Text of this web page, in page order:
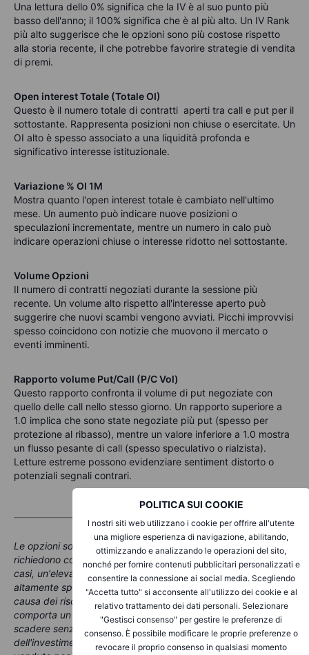
POLITICA SUI COOKIE
I nostri siti web utilizzano i cookie per offrire all'utente
una migliore esperienza di navigazione, abilitando,
ottimizzando e analizzando le operazioni del sito,
nonché per fornire contenuti pubblicitari personalizzati e
consentire la connessione ai social media. Scegliendo
"Accetta tutto" si acconsente all'utilizzo dei cookie e al
relativo trattamento dei dati personali. Selezionare
"Gestisci consenso" per gestire le preferenze di
consenso. È possibile modificare le proprie preferenze o
revocare il proprio consenso in qualsiasi momento
Una lettura dello 0% significa che la IV è al suo punto più
basso dell'anno; il 100% significa che è al più alto. Un IV Rank
più alto suggerisce che le opzioni sono più costose rispetto
alla storia recente, il che potrebbe favorire strategie di vendita
di premi.
Open interest Totale (Totale OI)
Questo è il numero totale di contratti aperti tra call e put per il
sottostante. Rappresenta posizioni non chiuse o esercitate. Un
OI alto è spesso associato a una liquidità profonda e
significativo interesse istituzionale.
Variazione % OI 1M
Mostra quanto l'open interest totale è cambiato nell'ultimo
mese. Un aumento può indicare nuove posizioni o
speculazioni incrementate, mentre un numero in calo può
indicare operazioni chiuse o interesse ridotto nel sottostante.
Volume Opzioni
Il numero di contratti negoziati durante la sessione più
recente. Un volume alto rispetto all'interesse aperto può
suggerire che nuovi scambi vengono avviati. Picchi improvvisi
spesso coincidono con notizie che muovono il mercato o
eventi imminenti.
Rapporto volume Put/Call (P/C Vol)
Questo rapporto confronta il volume di put negoziate con
quello delle call nello stesso giorno. Un rapporto superiore a
1.0 implica che sono state negoziate più put (spesso per
protezione al ribasso), mentre un valore inferiore a 1.0 mostra
un flusso pesante di call (spesso speculativo o rialzista).
Letture estreme possono evidenziare sentiment distorto o
potenziali segnali contrari.
Le opzioni sono prodotti complessi e ad alto rischio e
richiedono conoscenza, esperienza di investimento e, in molti
casi, un'elevata accettazione del rischio. Il trading di opzioni è
altamente speculativo e non è adatto a tutti gli investitori a
causa dei rischi connessi. La negoziazione di opzioni
comporta un rischio elevato. Le opzioni acquistate possono
scadere senza valore, con la conseguente perdita
dell'investimento iniziale (premio e costi), mentre le opzioni